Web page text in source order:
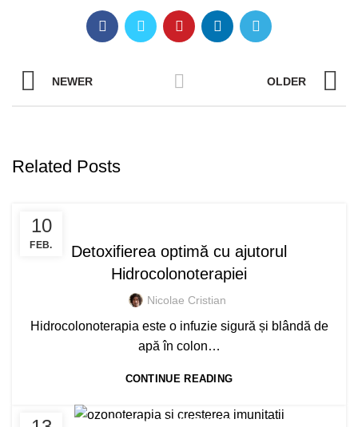
NEWER OLDER
Related Posts
10
FEB.
Detoxifierea optimă cu ajutorul
Hidrocolonoterapiei
Nicolae Cristian
Hidrocolonoterapia este o infuzie sigură și blândă de
apă în colon…
CONTINUE READING
MEDICINA COMPLEMENTARA